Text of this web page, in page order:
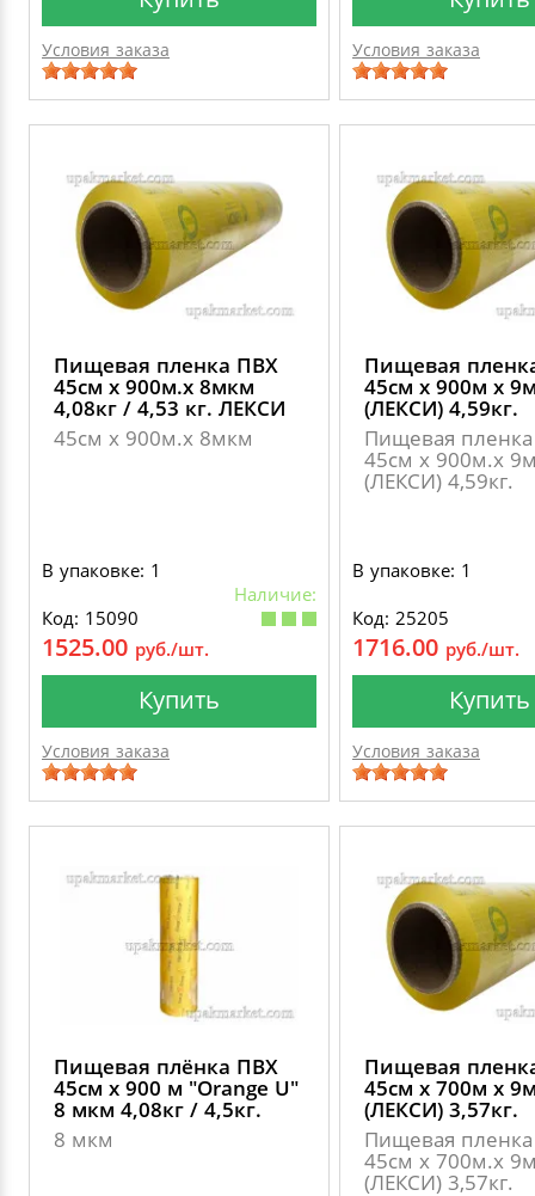
Условия заказа Условия заказа
Пищевая пленка ПВХ
45см х 900м.х 8мкм
4,08кг / 4,53 кг. ЛЕКСИ
45см х 900м.х 8мкм
В упаковке: 1
Наличие:
Код: 15090
1525.00 руб./шт.
Купить
Условия заказа
Пищевая
45см х 900м х
(ЛЕКСИ) 4,59кг.
Пищевая
45см х 900м.х
(ЛЕКСИ) 4,59кг.
В упаковке: 1
Код: 25205
1716.00 руб./шт.
Купить
Условия заказа
Пищевая плёнка ПВХ
45см х 900 м "Оrange U"
8 мкм 4,08кг / 4,5кг.
8 мкм
Пищевая
45см х 700м х
(ЛЕКСИ) 3,57кг.
Пищевая
45см х 700м.х
(ЛЕКСИ) 3,57кг.